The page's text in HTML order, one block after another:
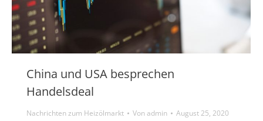
China und USA besprechen
Handelsdeal
Nachrichten zum Heizölmarkt Vonadmin August 25, 2020